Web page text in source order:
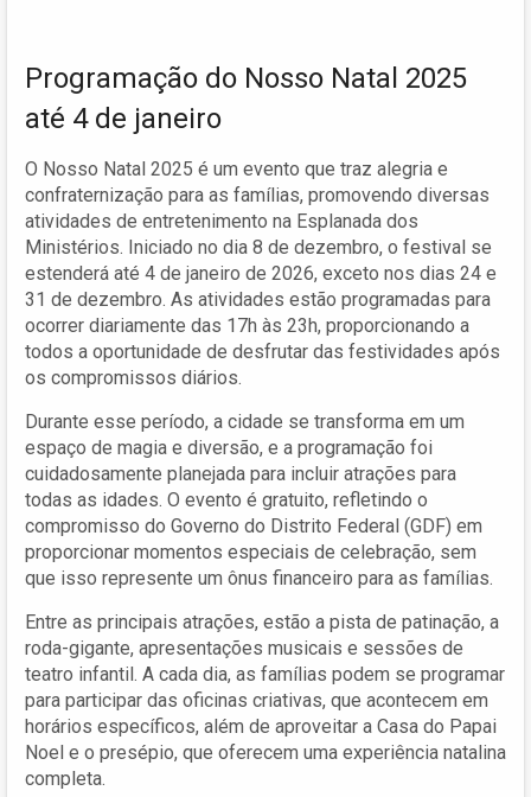
Programação do Nosso Natal 2025
até 4 de janeiro
O Nosso Natal 2025 é um evento que traz alegria e
confraternização para as famílias, promovendo diversas
atividades de entretenimento na Esplanada dos
Ministérios. Iniciado no dia 8 de dezembro, o festival se
estenderá até 4 de janeiro de 2026, exceto nos dias 24 e
31 de dezembro. As atividades estão programadas para
ocorrer diariamente das 17h às 23h, proporcionando a
todos a oportunidade de desfrutar das festividades após
os compromissos diários.
Durante esse período, a cidade se transforma em um
espaço de magia e diversão, e a programação foi
cuidadosamente planejada para incluir atrações para
todas as idades. O evento é gratuito, refletindo o
compromisso do Governo do Distrito Federal (GDF) em
proporcionar momentos especiais de celebração, sem
que isso represente um ônus financeiro para as famílias.
Entre as principais atrações, estão a pista de patinação, a
roda-gigante, apresentações musicais e sessões de
teatro infantil. A cada dia, as famílias podem se programar
para participar das oficinas criativas, que acontecem em
horários específicos, além de aproveitar a Casa do Papai
Noel e o presépio, que oferecem uma experiência natalina
completa.